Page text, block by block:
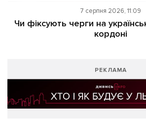
7 серпня 2026, 11:09
Чи фіксують черги на
кордоні
РЕКЛАМА